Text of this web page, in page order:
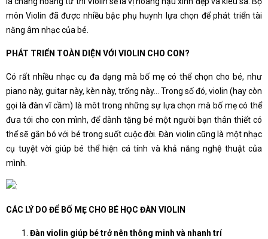
môn Violin đã được nhiều bậc phụ huynh lựa chọn để phát triển tài
năng âm nhạc của bé.
PHÁT TRIỂN TOÀN DIỆN VỚI VIOLIN CHO CON?
Có rất nhiều nhạc cụ đa dạng mà bố mẹ có thể chọn cho bé, như
piano này, guitar này, kèn này, trống này… Trong số đó, violin (hay còn
gọi là đàn vĩ cầm) là môt trong những sự lựa chọn mà bố mẹ có thể
đưa tới cho con mình, để dành tặng bé một người bạn thân thiết có
thể sẽ gắn bó với bé trong suốt cuộc đời. Đàn violin cũng là một nhạc
cụ tuyệt vời giúp bé thể hiện cá tính và khả năng nghệ thuật của
mình.
CÁC LÝ DO ĐỂ BỐ MẸ CHO BÉ HỌC ĐÀN VIOLIN
Đàn violin giúp bé trở nên thông minh và nhanh trí